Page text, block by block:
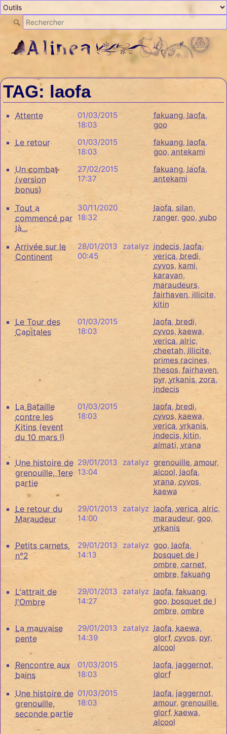
TAG: laofa
Attente
01/03/2015
18:03
fakuang, laofa,
goo
Le retour
01/03/2015
18:03
fakuang, laofa,
goo, antekami
Un combat
(version
bonus)
27/02/2015
17:37
fakuang, laofa,
antekami
Tout a
commencé par
là...
30/11/2020
18:32
laofa, silan,
ranger, goo, yubo
Arrivée sur le
Continent
28/01/2013
00:45
zatalyz indecis, laofa,
verica, bredi,
cyvos, kami,
karavan,
maraudeurs,
fairhaven, illicite,
kitin
Le Tour des
Capitales
01/03/2015
18:03
laofa, bredi,
cyvos, kaewa,
verica, alric,
cheetah, illicite,
primes racines,
thesos, fairhaven,
pyr, yrkanis, zora,
indecis
La Bataille
contre les
Kitins (event
du 10 mars !)
01/03/2015
18:03
laofa, bredi,
cyvos, kaewa,
verica, yrkanis,
indecis, kitin,
almati, vrana
Une histoire de
grenouille, 1ere
partie
29/01/2013
13:04
zatalyz grenouille, amour,
alcool, laofa,
vrana, cyvos,
kaewa
Le retour du
Maraudeur
29/01/2013
14:00
zatalyz laofa, verica, alric,
maraudeur, goo,
yrkanis
Petits carnets,
n°2
29/01/2013
14:13
zatalyz goo, laofa,
bosquet de l
ombre, carnet,
ombre, fakuang
L'attrait de
l'Ombre
29/01/2013
14:27
zatalyz laofa, fakuang,
goo, bosquet de l
ombre, ombre
La mauvaise
pente
29/01/2013
14:39
zatalyz laofa, kaewa,
glorf, cyvos, pyr,
alcool
Rencontre aux
bains
01/03/2015
18:03
laofa, jaggernot,
glorf
Une histoire de
grenouille,
seconde partie
01/03/2015
18:03
laofa, jaggernot,
amour, grenouille,
glorf, kaewa,
alcool